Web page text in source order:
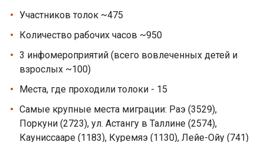
Участников толок ~475
Количество рабочих часов ~950
3 инфомероприятий (всего вовлеченных детей и
взрослых ~100)
Места, где проходили толоки - 15
Самые крупные места миграции: Раэ (3529),
Поркуни (2723), ул. Астангу в Таллине (2574),
Кауниссааре (1183), Куремяэ (1130), Лейе-Ойу (741)